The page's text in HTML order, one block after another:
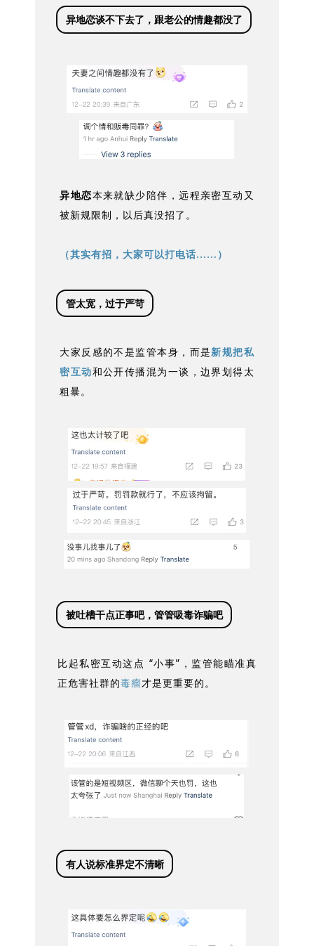
异地恋谈不下去了，跟老公的情趣都没了
异地恋本来就缺少陪伴，远程亲密互动又
被新规限制，以后真没招了。
（其实有招，大家可以打电话……）
管太宽，过于严苛
大家反感的不是监管本身，而是新规把私
密互动和公开传播混为一谈，边界划得太
粗暴。
被吐槽干点正事吧，管管吸毒诈骗吧
比起私密互动这点 “小事”，监管能瞄准真
正危害社群的毒瘤才是更重要的。
有人说标准界定不清晰